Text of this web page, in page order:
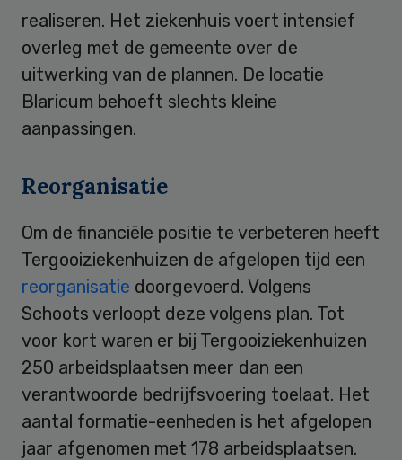
realiseren. Het ziekenhuis voert intensief
overleg met de gemeente over de
uitwerking van de plannen. De locatie
Blaricum behoeft slechts kleine
aanpassingen.
Reorganisatie
Om de financiële positie te verbeteren heeft
Tergooiziekenhuizen de afgelopen tijd een
reorganisatie doorgevoerd. Volgens
Schoots verloopt deze volgens plan. Tot
voor kort waren er bij Tergooiziekenhuizen
250 arbeidsplaatsen meer dan een
verantwoorde bedrijfsvoering toelaat. Het
aantal formatie-eenheden is het afgelopen
jaar afgenomen met 178 arbeidsplaatsen.